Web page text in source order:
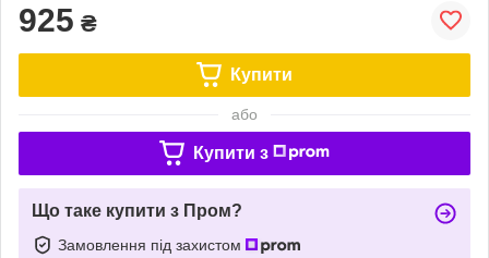
925 ₴
Купити
або
Купити з
Що таке купити з Пром?
Замовлення під захистом